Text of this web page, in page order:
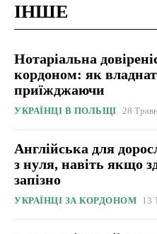
ІНШЕ
Нотаріальна
кордоном: як
приїжджаючи
УКРАЇНЦІ В ПОЛЬЩІ 28
Англійська для
з нуля, навіть якщо
запізно
УКРАЇНЦІ ЗА КОРДОНОМ 13